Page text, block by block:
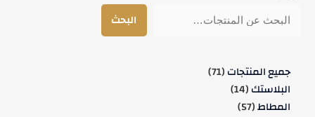
البحث
جميع المنتجات 71
البلاستك 14
المطاط 57